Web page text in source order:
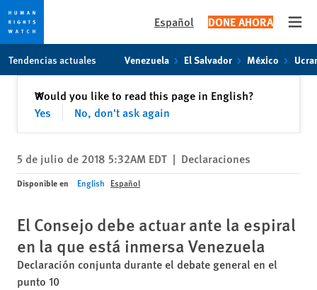
content
Español DONE AHORA
Tendencias actuales Venezuela El Salvador México
Would you like to read this page in English?
Yes
No, don't ask again
✕Cerrar
5 de julio de 2018 5:32AM EDT | Declaraciones
Disponible en English Español
El Consejo debe actuar ante la espiral
en la que está inmersa Venezuela
Declaración conjunta durante el debate general en el
punto 10